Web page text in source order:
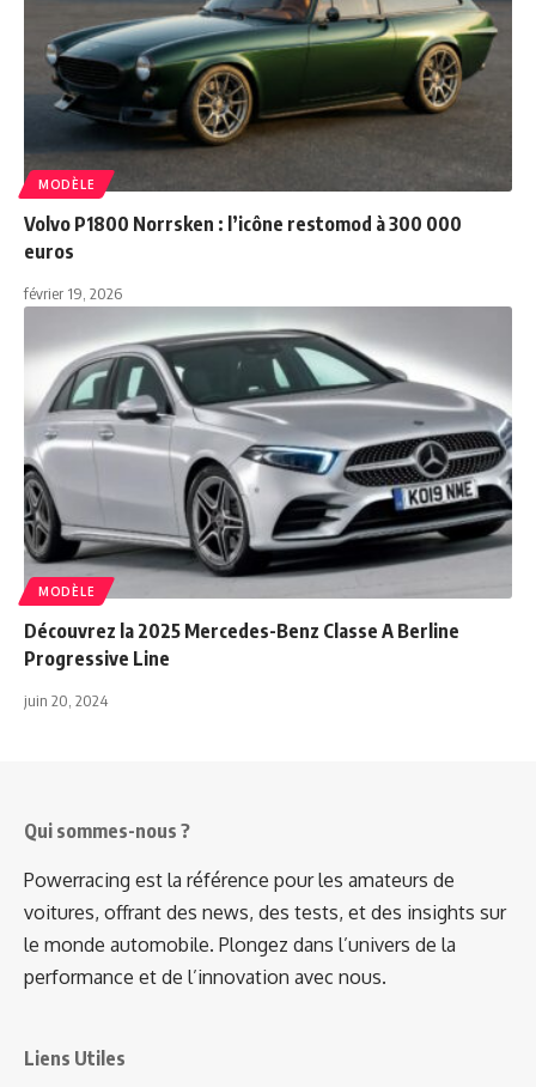
MODÈLE
Volvo P1800 Norrsken : l’icône restomod à 300 000
euros
février 19, 2026
MODÈLE
Découvrez la 2025 Mercedes-Benz Classe A Berline
Progressive Line
juin 20, 2024
Qui sommes-nous ?
Powerracing est la référence pour les amateurs de
voitures, offrant des news, des tests, et des insights sur
le monde automobile. Plongez dans l’univers de la
performance et de l’innovation avec nous.
Liens Utiles